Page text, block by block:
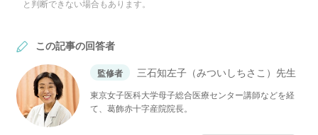
と判断できない場合もあります。
この記事の回答者
監修者 三石知左子（みついしちさこ）先生
東京女子医科大学母子総合医療センター講師などを経
て、葛飾赤十字産院院長。